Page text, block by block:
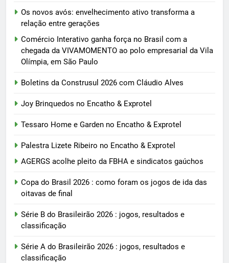
Os novos avós: envelhecimento ativo transforma a
relação entre gerações
Comércio Interativo ganha força no Brasil com a
chegada da VIVAMOMENTO ao polo empresarial da Vila
Olímpia, em São Paulo
Boletins da Construsul 2026 com Cláudio Alves
Joy Brinquedos no Encatho & Exprotel
Tessaro Home e Garden no Encatho & Exprotel
Palestra Lizete Ribeiro no Encatho & Exprotel
AGERGS acolhe pleito da FBHA e sindicatos gaúchos
Copa do Brasil 2026 : como foram os jogos de ida das
oitavas de final
Série B do Brasileirão 2026 : jogos, resultados e
classificação
Série A do Brasileirão 2026 : jogos, resultados e
classificação